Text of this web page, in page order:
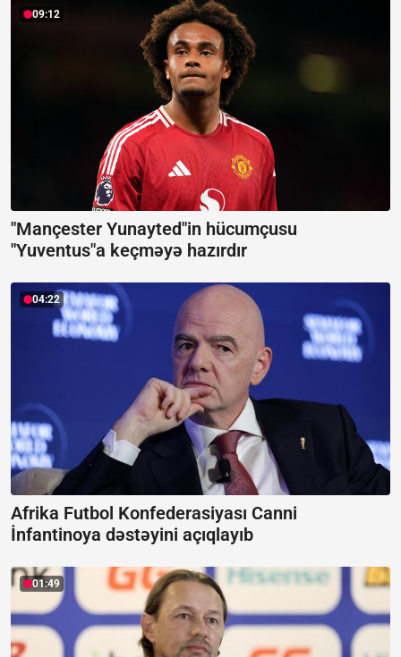
09:12
"Mançester Yunayted"in hücumçusu
"Yuventus"a keçməyə hazırdır
04:22
Afrika Futbol Konfederasiyası Canni
İnfantinoya dəstəyini açıqlayıb
01:49